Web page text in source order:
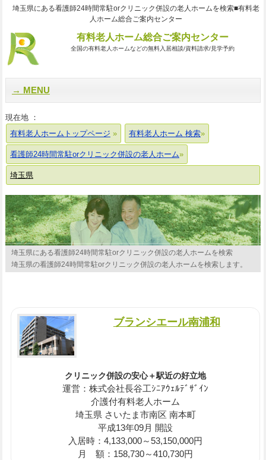
埼玉県にある看護師24時間常駐orクリニック併設の老人ホームを検索■有料老
人ホーム総合ご案内センター
有料老人ホーム総合ご案内センター
全国の有料老人ホームなどの無料入居相談/資料請求/見学予約
MENU
現在地 ：
有料老人ホームトップページ
有料老人ホーム 検索
看護師24時間常駐orクリニック併設の老人ホーム
埼玉県
埼玉県にある看護師24時間常駐orクリニック併設の老人ホームを検索
埼玉県の看護師24時間常駐orクリニック併設の老人ホームを検索します。
ブランシエール南浦和
クリニック併設の安心＋駅近の好立地
運営：株式会社長谷工ｼﾆｱｳｪﾙﾃﾞｻﾞｲﾝ
介護付有料老人ホーム
埼玉県 さいたま市南区 南本町
平成13年09月 開設
入居時：4,133,000～53,150,000円
月 額：158,730～410,730円